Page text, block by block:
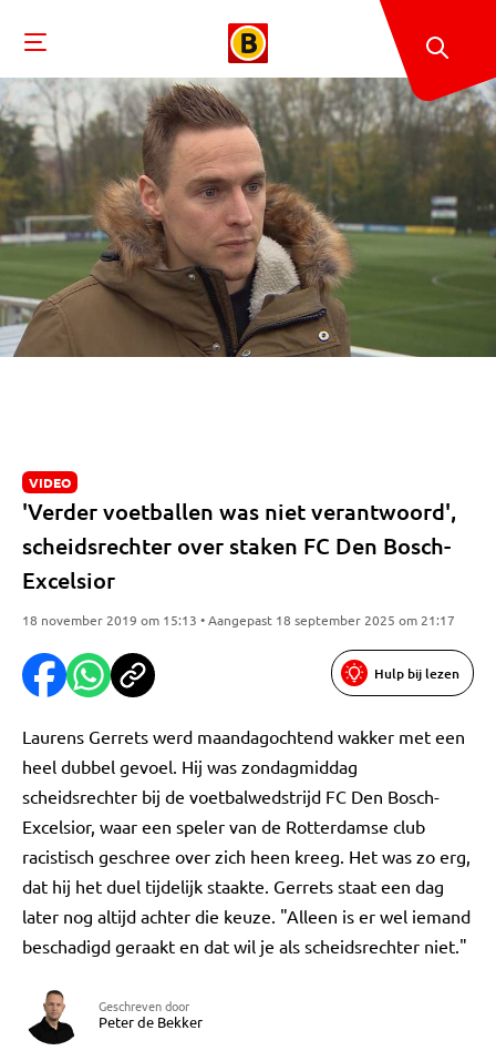
VIDEO
'Verder voetballen was niet verantwoord',
scheidsrechter over staken FC Den Bosch-
Excelsior
18 november 2019 om 15:13 • Aangepast 18 september 2025 om 21:17
Hulp bij lezen
Laurens Gerrets werd maandagochtend wakker met een
heel dubbel gevoel. Hij was zondagmiddag
scheidsrechter bij de voetbalwedstrijd FC Den Bosch-
Excelsior, waar een speler van de Rotterdamse club
racistisch geschree over zich heen kreeg. Het was zo erg,
dat hij het duel tijdelijk staakte. Gerrets staat een dag
later nog altijd achter die keuze. "Alleen is er wel iemand
beschadigd geraakt en dat wil je als scheidsrechter niet."
Geschreven door
Peter de Bekker